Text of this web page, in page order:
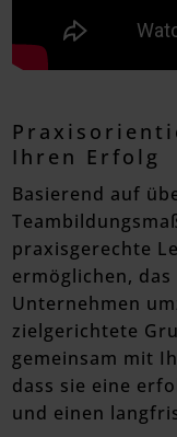
Ihren Erfolg
Basierend auf
praxisgerechte
ermöglichen,
Unternehmen
zielgerichtete
gemeinsam mit
dass sie eine
und einen